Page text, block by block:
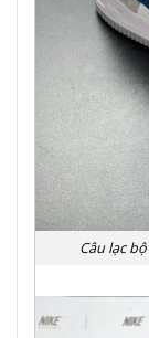
Câu lạc